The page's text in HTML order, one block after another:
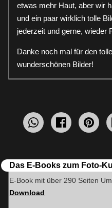
etwas mehr Haut, aber wir
und ein paar wirklich tolle
jederzeit und gerne, wieder
Danke noch mal für den
wunderschönen Bilder!
WhatsApp
teilen
Facebook
teilen
pin
Das E-Books zum Foto-
Download